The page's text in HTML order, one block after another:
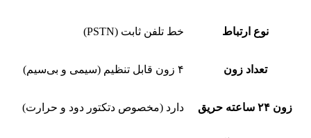
نوع ارتباط خط تلفن ثابت (PSTN)
تعداد زون ۴ زون قابل تنظیم (سیمی و بی‌سیم)
زون ۲۴ ساعته حریق دارد (مخصوص دتکتور دود و حرارت)